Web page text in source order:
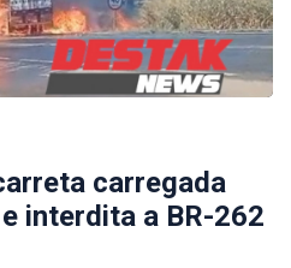
carregada
interdita a BR-262